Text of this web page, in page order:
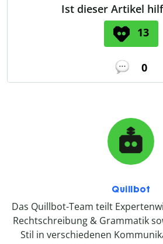
Ist dieser Artikel
13
0
Quillbot
Das Quillbot-Team teilt
Rechtschreibung & Grammatik
Stil in verschiedenen